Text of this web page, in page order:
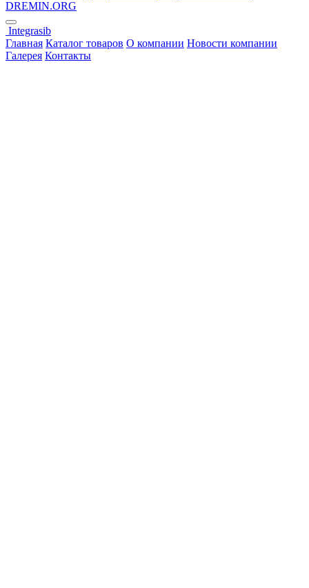
DREMIN.ORG
Integrasib
Главная Каталог товаров О компании Новости компании
Галерея Контакты